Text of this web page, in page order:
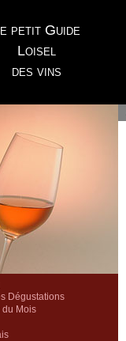
petit Guide
Loisel
des vins
Dégustations
du Mois